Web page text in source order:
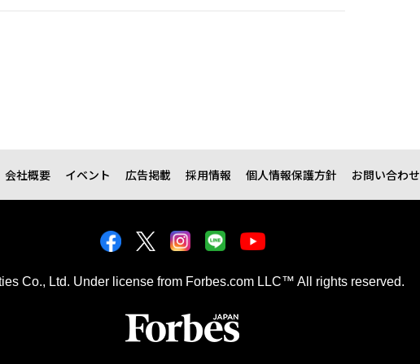
会社概要 イベント 広告掲載 採用情報 個人情報保護方針 お問い合わせ
Co., Ltd. Under license from Forbes.com LLC™ All rights reserved.